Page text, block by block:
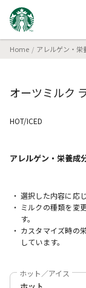
Home アレルゲン・栄
オーツミルク
HOT/ICED
アレルゲン・栄養成
選択した内容に応
ミルクの種類を変
す。
カスタマイズ時の
しています。
ホット／アイス